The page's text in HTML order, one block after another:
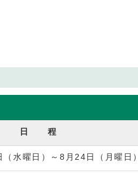
日 程
水曜日）～8月24日（月曜日）